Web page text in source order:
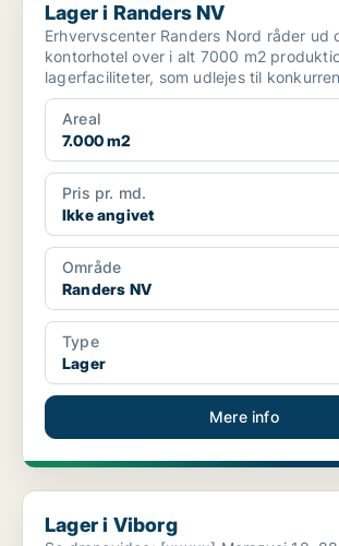
Lager i Randers NV
Erhvervscenter Randers Nord råder ud
kontorhotel over i alt 7000 m2
lagerfaciliteter, som udlejes til
priser. ...
Areal
7.000 m2
Pris pr. md.
Ikke angivet
Område
Randers NV
Type
Lager
Mere info
Lager i Viborg
Lager i Viborg